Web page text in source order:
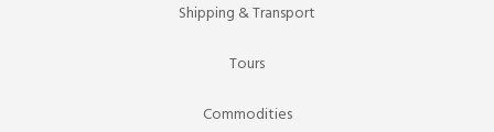
Shipping & Transport
Tours
Commodities